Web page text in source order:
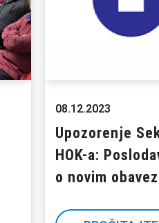
08.12.2023
Upozorenje
HOK-a:
o novim